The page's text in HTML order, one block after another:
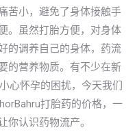
苦小，避免了身体接触手
。虽然打胎方便，对身体
的调养自己的身体，药流
的营养物质。有不少在新
心怀孕的困扰，今天我们
打胎药的价格，一
你认识药物流产。